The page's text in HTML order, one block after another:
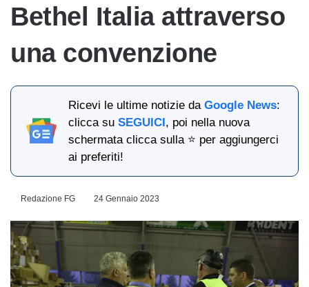
Bethel Italia attraverso
una convenzione
Ricevi le ultime notizie daGoogle News:
clicca suSEGUICI, poi nella nuova
schermata clicca sulla ⭐ per aggiungerci
ai preferiti!
Redazione FG 24 Gennaio 2023